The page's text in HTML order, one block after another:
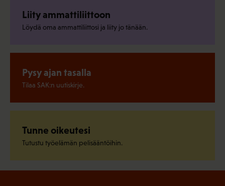
Liity ammattiliittoon
Löydä oma ammattiliittosi ja liity jo tänään.
Pysy ajan tasalla
Tilaa SAK:n uutiskirje.
Tunne oikeutesi
Tutustu työelämän pelisääntöihin.